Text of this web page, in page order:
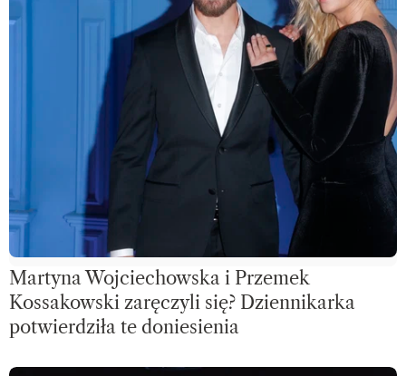
Martyna Wojciechowska i Przemek
Kossakowski zaręczyli się? Dziennikarka
potwierdziła te doniesienia